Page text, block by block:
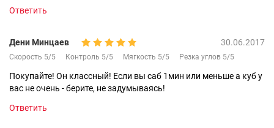
Ответить
Дени Минцаев 30.06.2017
Скорость 5/5 Контроль 5/5 Мягкость 5/5 Резка углов 5/5
Покупайте! Он классный! Если вы саб 1мин или меньше а куб у
вас не очень - берите, не задумываясь!
Ответить